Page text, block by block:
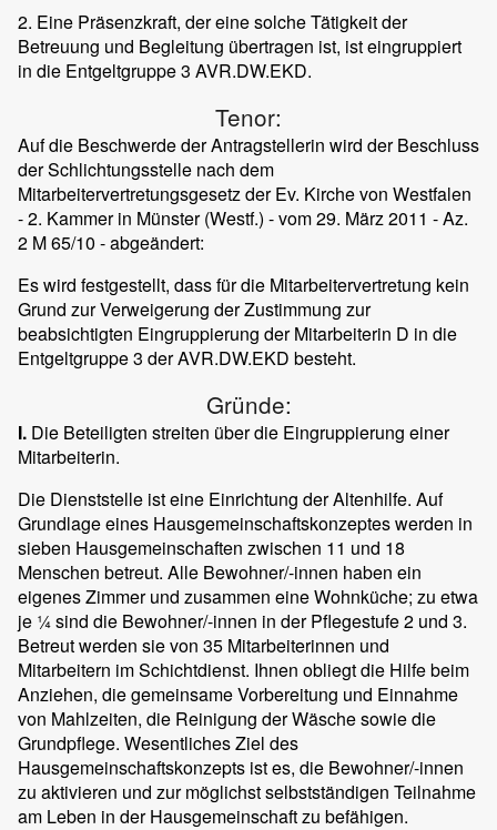
2. Eine Präsenzkraft, der eine solche Tätigkeit der
Betreuung und Begleitung übertragen ist, ist eingruppiert
in die Entgeltgruppe 3 AVR.DW.EKD.
Tenor:
Auf die Beschwerde der Antragstellerin wird der Beschluss
der Schlichtungsstelle nach dem
Mitarbeitervertretungsgesetz der Ev. Kirche von Westfalen
- 2. Kammer in Münster (Westf.) - vom 29. März 2011 - Az.
2 M 65/10 - abgeändert:
Es wird festgestellt, dass für die Mitarbeitervertretung kein
Grund zur Verweigerung der Zustimmung zur
beabsichtigten Eingruppierung der Mitarbeiterin D in die
Entgeltgruppe 3 der AVR.DW.EKD besteht.
Gründe:
I. Die Beteiligten streiten über die Eingruppierung einer
Mitarbeiterin.
Die Dienststelle ist eine Einrichtung der Altenhilfe. Auf
Grundlage eines Hausgemeinschaftskonzeptes werden in
sieben Hausgemeinschaften zwischen 11 und 18
Menschen betreut. Alle Bewohner/-innen haben ein
eigenes Zimmer und zusammen eine Wohnküche; zu etwa
je ¼ sind die Bewohner/-innen in der Pflegestufe 2 und 3.
Betreut werden sie von 35 Mitarbeiterinnen und
Mitarbeitern im Schichtdienst. Ihnen obliegt die Hilfe beim
Anziehen, die gemeinsame Vorbereitung und Einnahme
von Mahlzeiten, die Reinigung der Wäsche sowie die
Grundpflege. Wesentliches Ziel des
Hausgemeinschaftskonzepts ist es, die Bewohner/-innen
zu aktivieren und zur möglichst selbstständigen Teilnahme
am Leben in der Hausgemeinschaft zu befähigen.